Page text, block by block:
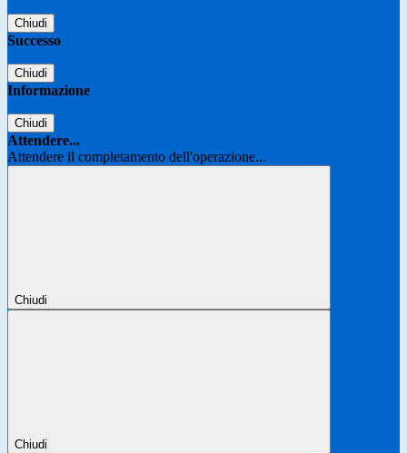
Chiudi
Successo
Chiudi
Informazione
Chiudi
Attendere...
Attendere il completamento dell'operazione...
Chiudi
Chiudi